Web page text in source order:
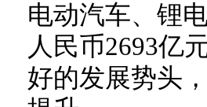
电动汽车、锂
人民币2693亿
好的发展势头